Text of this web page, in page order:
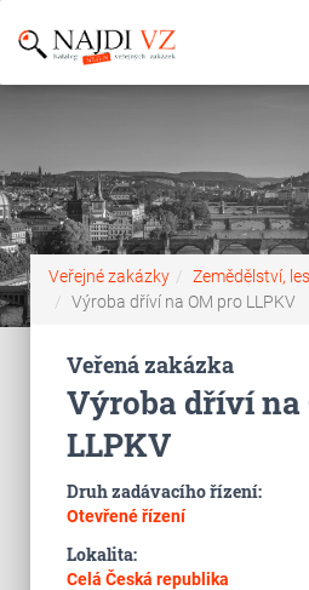
Veřejné zakázky
Zemědělství,
Výroba dříví na OM pro LLPKV
Veřená zakázka
Výroba dříví na
LLPKV
Druh zadávacího řízení:
Otevřené řízení
Lokalita:
Celá Česká republika